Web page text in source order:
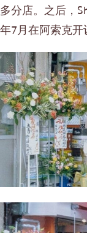
多分店。之后，
年7月在阿索克开